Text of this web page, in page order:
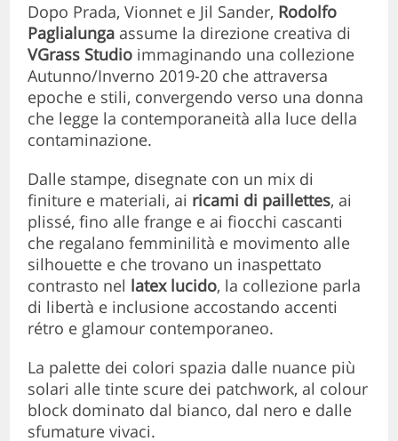
Dopo Prada, Vionnet e Jil Sander, Rodolfo
Paglialunga assume la direzione creativa di
VGrass Studio immaginando una collezione
Autunno/Inverno 2019-20 che attraversa
epoche e stili, convergendo verso una donna
che legge la contemporaneità alla luce della
contaminazione.
Dalle stampe, disegnate con un mix di
finiture e materiali, ai ricami di paillettes, ai
plissé, fino alle frange e ai fiocchi cascanti
che regalano femminilità e movimento alle
silhouette e che trovano un inaspettato
contrasto nel latex lucido, la collezione parla
di libertà e inclusione accostando accenti
rétro e glamour contemporaneo.
La palette dei colori spazia dalle nuance più
solari alle tinte scure dei patchwork, al colour
block dominato dal bianco, dal nero e dalle
sfumature vivaci.